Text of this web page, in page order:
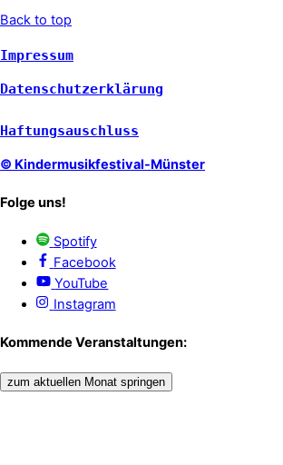
Back to top
Impressum
Datenschutzerklärung
Haftungsauschluss
© Kindermusikfestival-Münster
Folge uns!
Spotify
Facebook
YouTube
Instagram
Kommende Veranstaltungen:
zum aktuellen Monat springen